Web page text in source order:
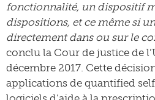
fonctionnalité, un dispositif
dispositions, et ce même si
directement dans ou sur le
conclu la Cour de justice de
décembre 2017. Cette
applications de quantified